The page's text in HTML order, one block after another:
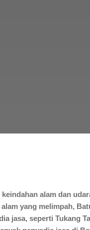
alam dan
yang melimpah,
jasa, seperti Tukang